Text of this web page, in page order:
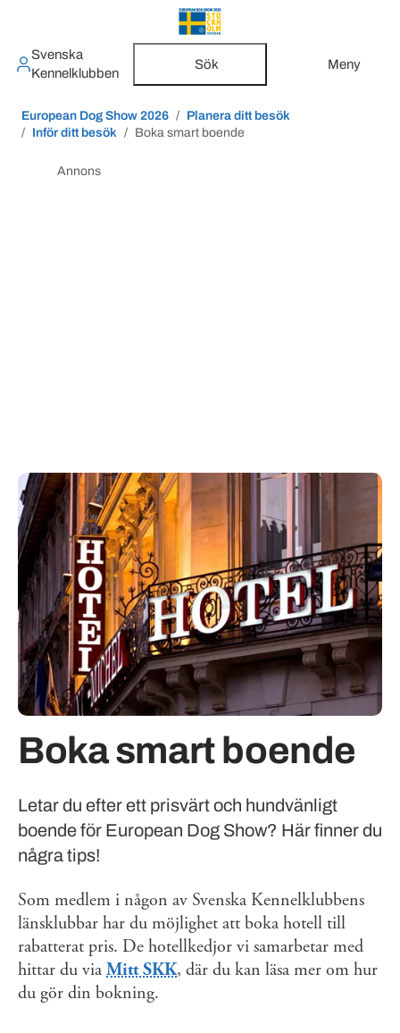
Svenska
Kennelklubben
Sök Meny
European Dog Show 2026
Planera ditt besök
Inför ditt besök
Boka smart boende
Annons
Boka smart boende
Letar du efter ett prisvärt och hundvänligt
boende för European Dog Show? Här finner du
några tips!
Som medlem i någon av Svenska Kennelklubbens
länsklubbar har du möjlighet att boka hotell till
rabatterat pris. De hotellkedjor vi samarbetar med
hittar du via Mitt SKK, där du kan läsa mer om hur
du gör din bokning.